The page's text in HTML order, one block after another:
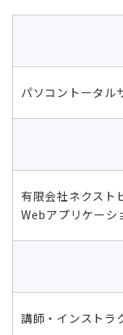
パソコントータル
有限会社ネクスト
Webアプリケーシ
講師・インストラ